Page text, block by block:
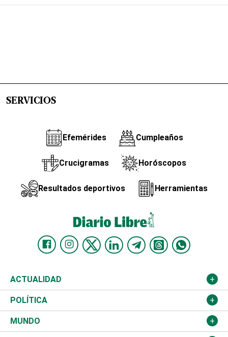
SERVICIOS
Efemérides Cumpleaños
Crucigramas Horóscopos
Resultados deportivos Herramientas
ACTUALIDAD
Nacional
Ciudad
POLÍTICA
Partidos
MUNDO